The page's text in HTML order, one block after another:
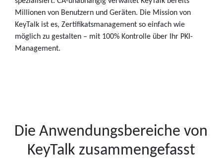
Millionen von Benutzern und Geräten. Die Mission von
KeyTalk ist es, Zertifikatsmanagement so einfach wie
möglich zu gestalten – mit 100% Kontrolle über Ihr PKI-
Management.
Die Anwendungsbereiche von
KeyTalk zusammengefasst